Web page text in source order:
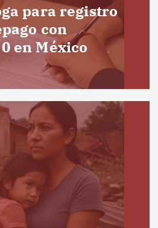
para registro
con
en México